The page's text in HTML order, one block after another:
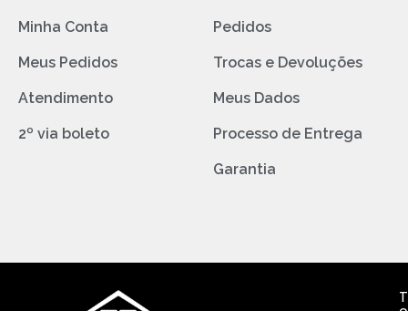
Minha Conta
Meus Pedidos
Atendimento
2º via boleto
Pedidos
Trocas e Devoluções
Meus Dados
Processo de Entrega
Garantia